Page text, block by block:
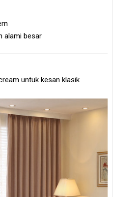
alami besar
untuk kesan klasik